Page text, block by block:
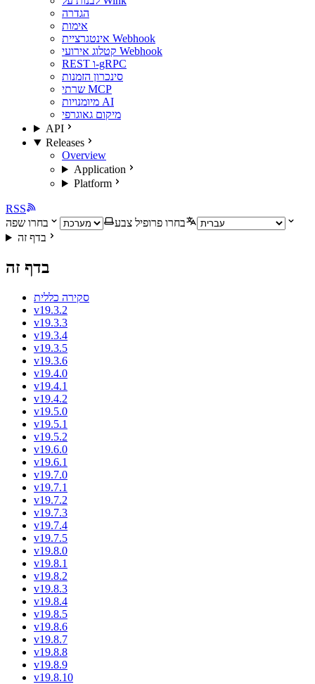
הגדרה
אימות
אינטגרציית Webhook
קטלוג אירועי Webhook
REST ו-gRPC
סינכרון הזמנות
שרתי MCP
מיומנויות AI
מיקום גאוגרפי
API
Releases
Overview
Application
Platform
RSS
בחרו פרופיל צבע
בחרו שפה
בדף זה
בדף זה
סקירה כללית
v19.3.2
v19.3.3
v19.3.4
v19.3.5
v19.3.6
v19.4.0
v19.4.1
v19.4.2
v19.5.0
v19.5.1
v19.5.2
v19.6.0
v19.6.1
v19.7.0
v19.7.1
v19.7.2
v19.7.3
v19.7.4
v19.7.5
v19.8.0
v19.8.1
v19.8.2
v19.8.3
v19.8.4
v19.8.5
v19.8.6
v19.8.7
v19.8.8
v19.8.9
v19.8.10